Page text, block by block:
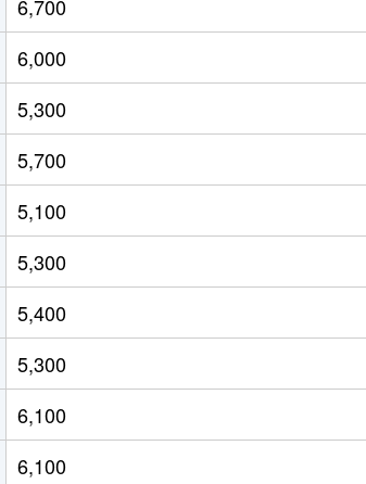
徒歩3分 100m² 430m²
徒歩12分 65m² 65m²
徒歩8分 65m² 120m²
徒歩8分 145m² 155m²
徒歩8分 95m² 95m²
徒歩13分 340m² 280m²
徒歩13分 270m² 300m²
徒歩11分 40m² 200m²
徒歩10分 80m² 95m²
6,700
6,000
5,300
5,700
5,100
5,300
5,400
5,300
6,100
6,100